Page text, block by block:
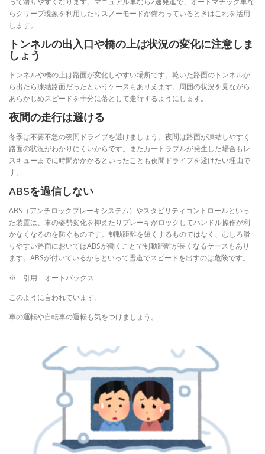
らクリープ現象を利用したりスノーモードが備わっているときはこれを活用
します。
トンネルの出入口や橋の上は状況の変化に注意しま
しょう
トンネルや橋の上は路面が変化しやすい場所です。乾いた路面のトンネルか
ら出たら凍結路面だったというケースもありえます。周囲の状況を見ながら
あらかじめスピードを十分に落として走行するようにします。
夜間の走行は避ける
冬季は不要不急の夜間ドライブを避けましょう。夜間は路面が凍結しやすく
路面の状況がわかりにくいからです。また万一トラブルが発生した場合もレ
スキューまでに時間がかかるといったことも夜間ドライブを避けたい理由で
す。
ABSを過信しない
ABS（アンチロックブレーキシステム）やスタビリティコントロールといっ
た装置は、車の姿勢変化を抑えたりブレーキがロックしてハンドル操作が利
かなくなるのを防ぐものです。制動距離を短くするものではなく、むしろ滑
りやすい路面においてはABSが働くことで制動距離が長くなるケースもあり
ます。ABSが付いているからといって雪道でスピードを出すのは危険です。
※ 引用 オートバックス
このように言われています。
車の運転や自転車の運転も気をつけましょう。